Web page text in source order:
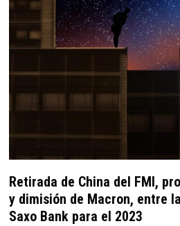
Retirada de China del FMI,
y dimisión de Macron, entre
Saxo Bank para el 2023